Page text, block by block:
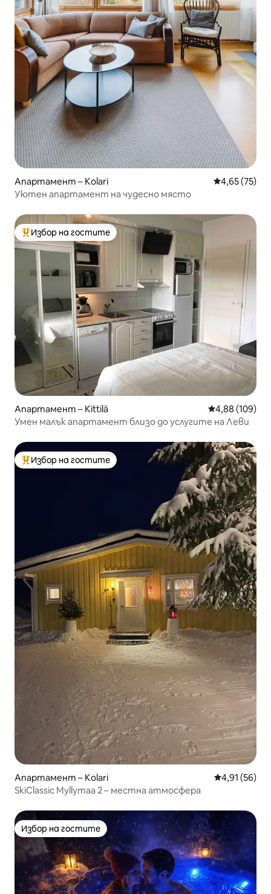
Апартамент – Kolari Средна
4,65 (75)
Уютен апартамент на чудесно място
Най-популярен избор на гостите
Избор на гостите
Апартамент – Kittilä Средна
4,88 (109)
Умен малък апартамент близо до услугите на Леви
Най-популярен избор на гостите
Избор на гостите
Апартамент – Kolari Средна
4,91 (56)
SkiClassic Myllymaa 2 – местна атмосфера
Избор на гостите
Избор на гостите